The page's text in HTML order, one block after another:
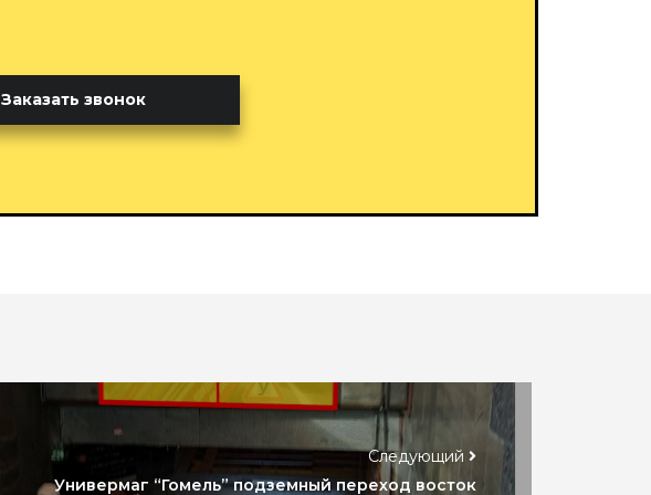
Заказать звонок
Следующий
Универмаг “Гомель” подземный переход восток